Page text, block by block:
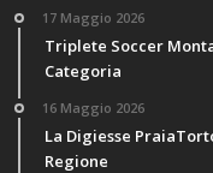
17 Maggio 2026
Triplete Soccer
Categoria
16 Maggio 2026
La Digiesse
Regione